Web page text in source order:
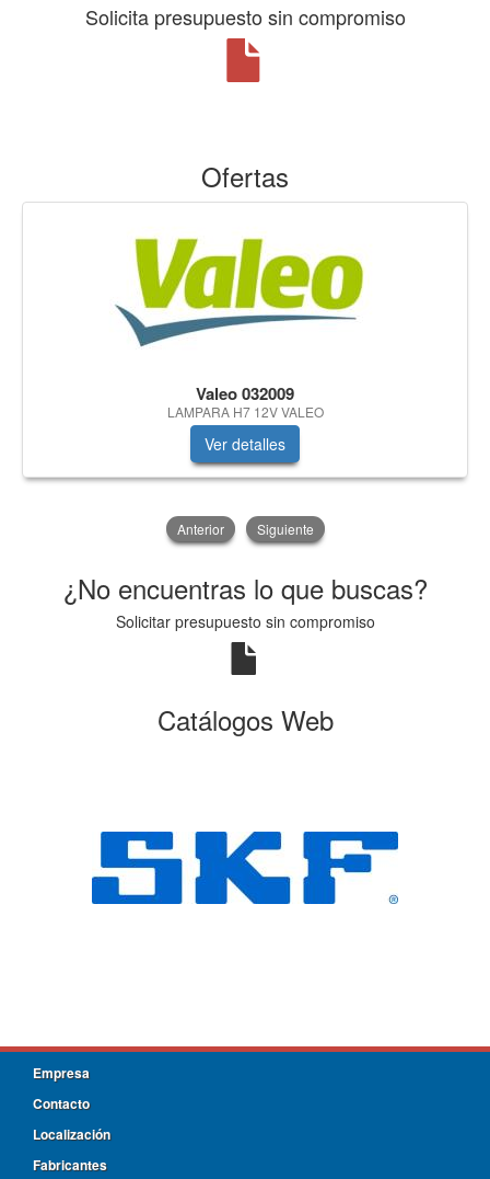
Solicita presupuesto sin compromiso
Ofertas
Valeo 032009
LAMPARA H7 12V VALEO
Ver detalles
Anterior Siguiente
¿No encuentras lo que buscas?
Solicitar presupuesto sin compromiso
Catálogos Web
Empresa
Contacto
Localización
Fabricantes